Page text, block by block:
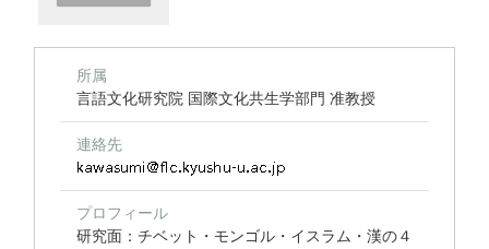
所属
言語文化研究院 国際文化共生学部門 准教授
連絡先
プロフィール
研究面：チベット・モンゴル・イスラム・漢の４